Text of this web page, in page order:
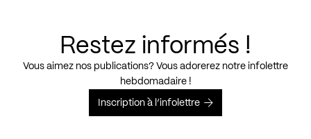
Restez informés !
Vous aimez nos publications? Vous adorerez notre infolettre
hebdomadaire !
Inscription à l’infolettre